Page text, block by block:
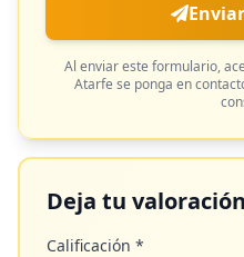
Al enviar este formulario,
Atarfe se ponga en
Deja tu valoración
Calificación *